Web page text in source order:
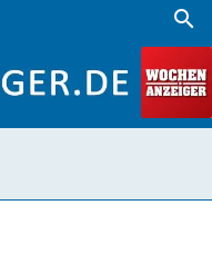
search